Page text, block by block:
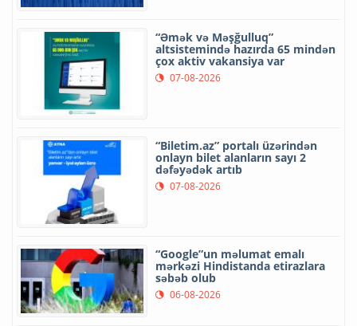
“Əmək və Məşğulluq”
altsistemində hazırda 65 mindən
çox aktiv vakansiya var
07-08-2026
“Biletim.az” portalı üzərindən
onlayn bilet alanların sayı 2
dəfəyədək artıb
07-08-2026
“Google”un məlumat emalı
mərkəzi Hindistanda etirazlara
səbəb olub
06-08-2026